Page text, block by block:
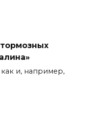
и, например,